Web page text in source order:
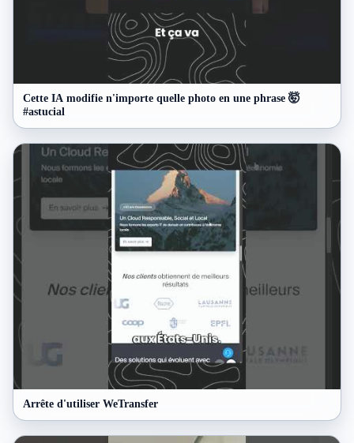
Cette IA modifie n'importe quelle photo en une phrase 🤯
#astucial
Arrête d'utiliser WeTransfer